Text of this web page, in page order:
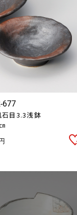
677
石目3.3浅鉢
円